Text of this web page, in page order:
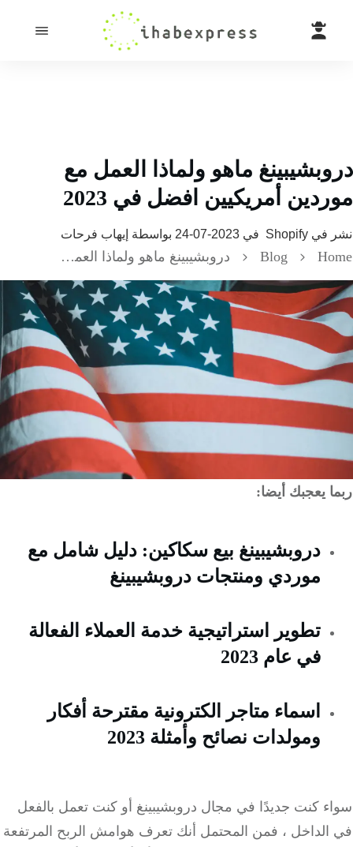
ماهو ولماذا العمل مع
أمريكيين افضل في 2023
في Shopifyفي 2023-07-24 بواسطةإيهاب فرحات
Blog دروبشيبينغ ماهو ولماذا العمل مع موردين أمريكيين افضل في 2023
يعجبك أيضا:
دروبشيبينغ بيع سكاكين: دليل شامل مع
موردي ومنتجات دروبشيبينغ
تطوير استراتيجية خدمة العملاء الفعالة
في عام 2023
اسماء متاجر الكترونية مقترحة أفكار
ومولدات نصائح وأمثلة 2023
كنت جديدًا في مجال دروبشيبينغ أو كنت تعمل بالفعل
، فمن المحتمل أنك تعرف هوامش الربح المرتفعة